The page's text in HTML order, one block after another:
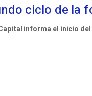
ciclo de la
informa el inicio